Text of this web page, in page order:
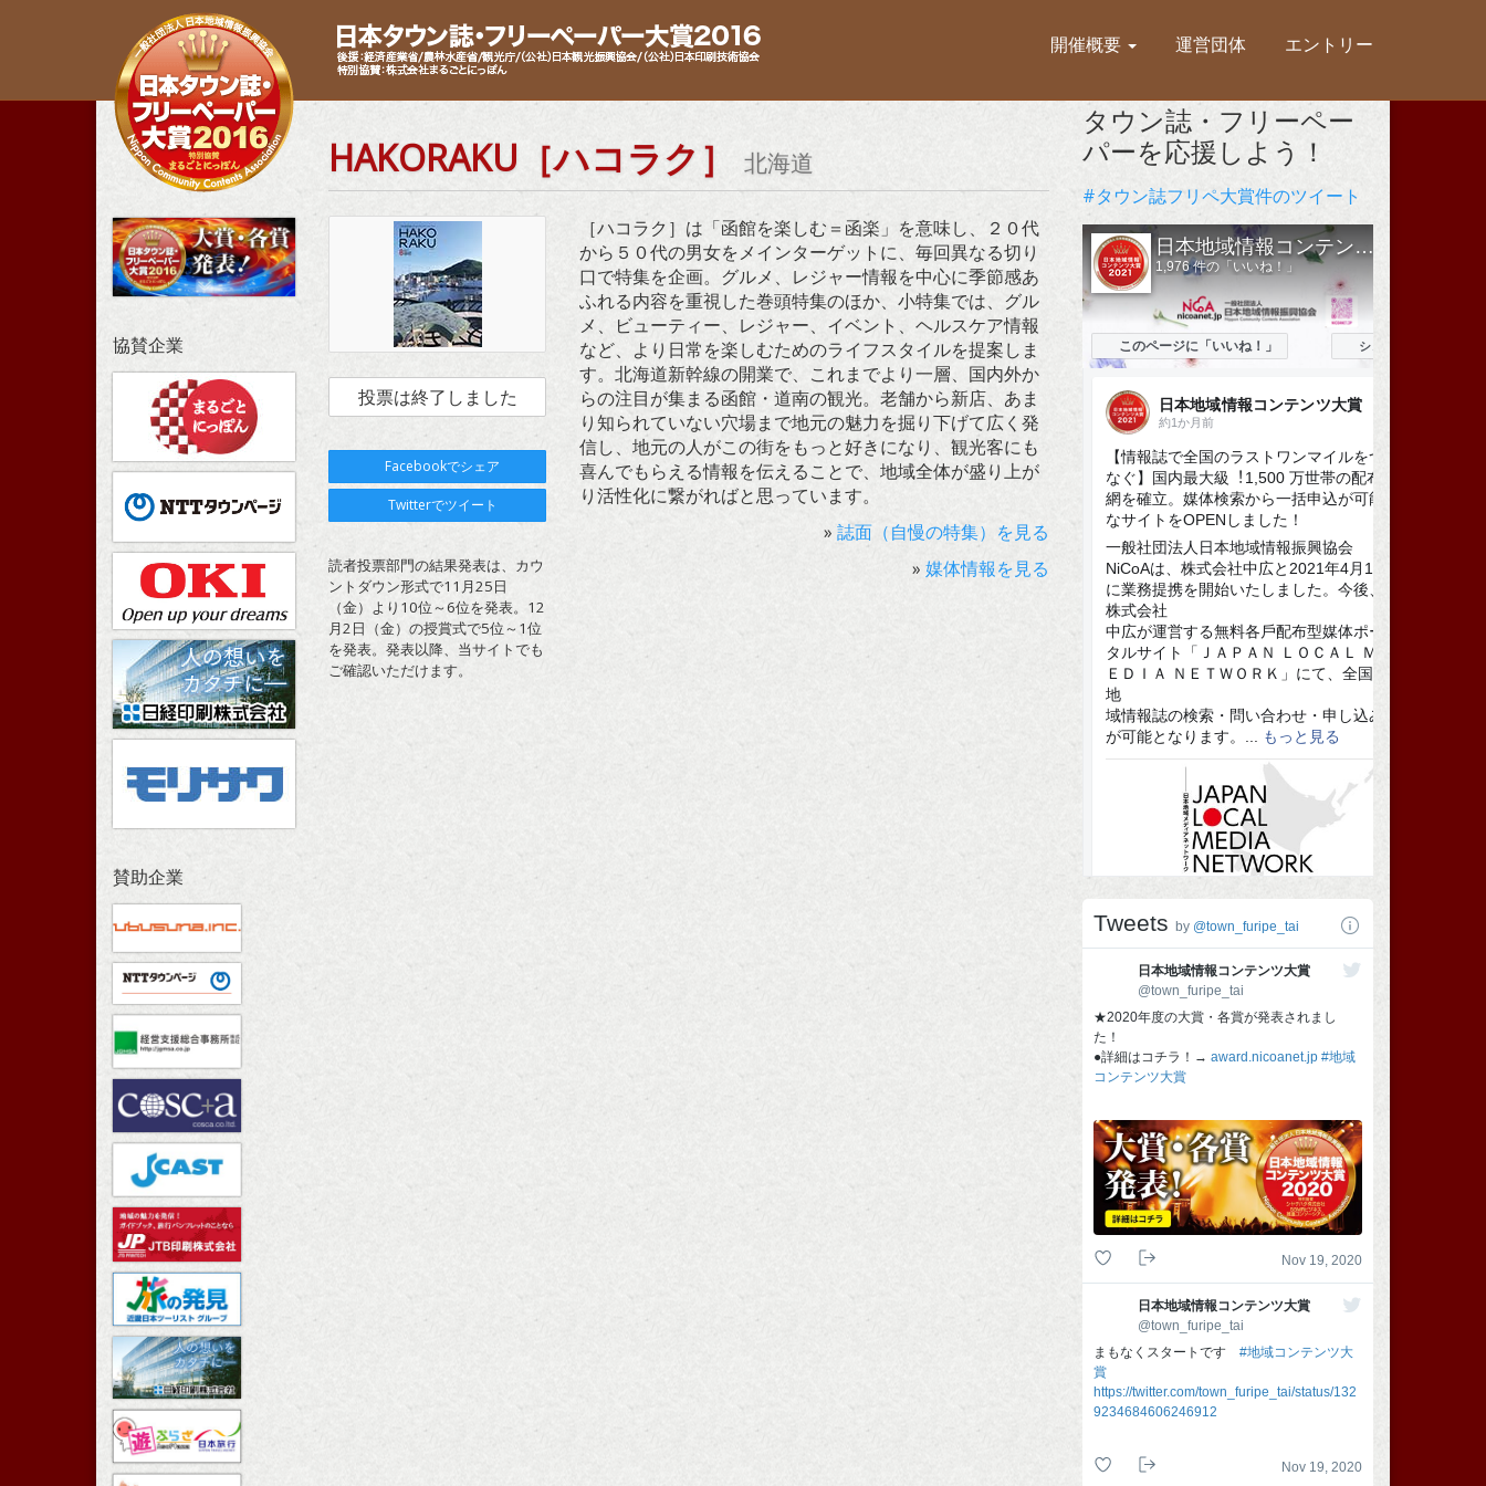
開催概要 運営団体 エントリー
HAKORAKU［ハコラク］ 北海道
投票は終了しました
Facebookでシェア
Twitterでツイート
読者投票部門の結果発表は、カウ
ントダウン形式で11月25日
（金）より10位～6位を発表。12
月2日（金）の授賞式で5位～1位
を発表。発表以降、当サイトでも
ご確認いただけます。
［ハコラク］は「函館を楽しむ＝函楽」を意味し、２０代
から５０代の男女をメインターゲットに、毎回異なる切り
口で特集を企画。グルメ、レジャー情報を中心に季節感あ
ふれる内容を重視した巻頭特集のほか、小特集では、グル
メ、ビューティー、レジャー、イベント、ヘルスケア情報
など、より日常を楽しむためのライフスタイルを提案しま
す。北海道新幹線の開業で、これまでより一層、国内外か
らの注目が集まる函館・道南の観光。老舗から新店、あま
り知られていない穴場まで地元の魅力を掘り下げて広く発
信し、地元の人がこの街をもっと好きになり、観光客にも
喜んでもらえる情報を伝えることで、地域全体が盛り上が
り活性化に繋がればと思っています。
»誌面（自慢の特集）を見る
»媒体情報を見る
協賛企業
賛助企業
タウン誌・フリーペー
パーを応援しよう！
#タウン誌フリペ大賞件のツイート